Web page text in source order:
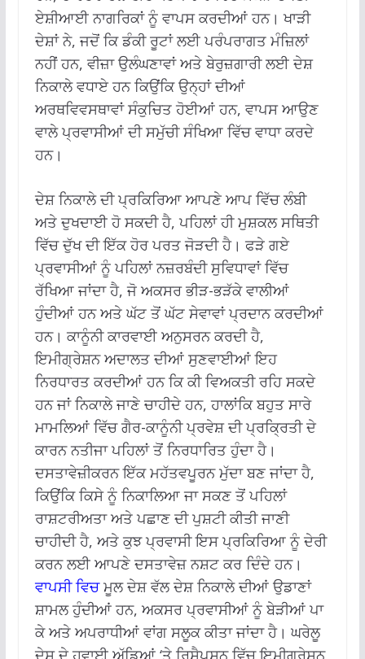
ਏਸ਼ੀਆਈ ਨਾਗਰਿਕਾਂ ਨੂੰ ਵਾਪਸ ਕਰਦੀਆਂ ਹਨ। ਖਾੜੀ
ਦੇਸ਼ਾਂ ਨੇ, ਜਦੋਂ ਕਿ ਡੰਕੀ ਰੂਟਾਂ ਲਈ ਪਰੰਪਰਾਗਤ ਮੰਜ਼ਿਲਾਂ
ਨਹੀਂ ਹਨ, ਵੀਜ਼ਾ ਉਲੰਘਣਾਵਾਂ ਅਤੇ ਬੇਰੁਜ਼ਗਾਰੀ ਲਈ ਦੇਸ਼
ਨਿਕਾਲੇ ਵਧਾਏ ਹਨ ਕਿਉਂਕਿ ਉਨ੍ਹਾਂ ਦੀਆਂ
ਅਰਥਵਿਵਸਥਾਵਾਂ ਸੰਕੁਚਿਤ ਹੋਈਆਂ ਹਨ, ਵਾਪਸ ਆਉਣ
ਵਾਲੇ ਪ੍ਰਵਾਸੀਆਂ ਦੀ ਸਮੁੱਚੀ ਸੰਖਿਆ ਵਿੱਚ ਵਾਧਾ ਕਰਦੇ
ਹਨ।
ਦੇਸ਼ ਨਿਕਾਲੇ ਦੀ ਪ੍ਰਕਿਰਿਆ ਆਪਣੇ ਆਪ ਵਿੱਚ ਲੰਬੀ
ਅਤੇ ਦੁਖਦਾਈ ਹੋ ਸਕਦੀ ਹੈ, ਪਹਿਲਾਂ ਹੀ ਮੁਸ਼ਕਲ ਸਥਿਤੀ
ਵਿੱਚ ਦੁੱਖ ਦੀ ਇੱਕ ਹੋਰ ਪਰਤ ਜੋੜਦੀ ਹੈ। ਫੜੇ ਗਏ
ਪ੍ਰਵਾਸੀਆਂ ਨੂੰ ਪਹਿਲਾਂ ਨਜ਼ਰਬੰਦੀ ਸੁਵਿਧਾਵਾਂ ਵਿੱਚ
ਰੱਖਿਆ ਜਾਂਦਾ ਹੈ, ਜੋ ਅਕਸਰ ਭੀੜ-ਭੜੱਕੇ ਵਾਲੀਆਂ
ਹੁੰਦੀਆਂ ਹਨ ਅਤੇ ਘੱਟ ਤੋਂ ਘੱਟ ਸੇਵਾਵਾਂ ਪ੍ਰਦਾਨ ਕਰਦੀਆਂ
ਹਨ। ਕਾਨੂੰਨੀ ਕਾਰਵਾਈ ਅਨੁਸਰਨ ਕਰਦੀ ਹੈ,
ਇਮੀਗ੍ਰੇਸ਼ਨ ਅਦਾਲਤ ਦੀਆਂ ਸੁਣਵਾਈਆਂ ਇਹ
ਨਿਰਧਾਰਤ ਕਰਦੀਆਂ ਹਨ ਕਿ ਕੀ ਵਿਅਕਤੀ ਰਹਿ ਸਕਦੇ
ਹਨ ਜਾਂ ਨਿਕਾਲੇ ਜਾਣੇ ਚਾਹੀਦੇ ਹਨ, ਹਾਲਾਂਕਿ ਬਹੁਤ ਸਾਰੇ
ਮਾਮਲਿਆਂ ਵਿੱਚ ਗੈਰ-ਕਾਨੂੰਨੀ ਪ੍ਰਵੇਸ਼ ਦੀ ਪ੍ਰਕ੍ਰਿਤੀ ਦੇ
ਕਾਰਨ ਨਤੀਜਾ ਪਹਿਲਾਂ ਤੋਂ ਨਿਰਧਾਰਿਤ ਹੁੰਦਾ ਹੈ।
ਦਸਤਾਵੇਜ਼ੀਕਰਨ ਇੱਕ ਮਹੱਤਵਪੂਰਨ ਮੁੱਦਾ ਬਣ ਜਾਂਦਾ ਹੈ,
ਕਿਉਂਕਿ ਕਿਸੇ ਨੂੰ ਨਿਕਾਲਿਆ ਜਾ ਸਕਣ ਤੋਂ ਪਹਿਲਾਂ
ਰਾਸ਼ਟਰੀਅਤਾ ਅਤੇ ਪਛਾਣ ਦੀ ਪੁਸ਼ਟੀ ਕੀਤੀ ਜਾਣੀ
ਚਾਹੀਦੀ ਹੈ, ਅਤੇ ਕੁਝ ਪ੍ਰਵਾਸੀ ਇਸ ਪ੍ਰਕਿਰਿਆ ਨੂੰ ਦੇਰੀ
ਕਰਨ ਲਈ ਆਪਣੇ ਦਸਤਾਵੇਜ਼ ਨਸ਼ਟ ਕਰ ਦਿੰਦੇ ਹਨ।
ਵਾਪਸੀ ਵਿਚਮੂਲ ਦੇਸ਼ ਵੱਲ ਦੇਸ਼ ਨਿਕਾਲੇ ਦੀਆਂ ਉਡਾਣਾਂ
ਸ਼ਾਮਲ ਹੁੰਦੀਆਂ ਹਨ, ਅਕਸਰ ਪ੍ਰਵਾਸੀਆਂ ਨੂੰ ਬੇੜੀਆਂ ਪਾ
ਕੇ ਅਤੇ ਅਪਰਾਧੀਆਂ ਵਾਂਗ ਸਲੂਕ ਕੀਤਾ ਜਾਂਦਾ ਹੈ। ਘਰੇਲੂ
ਦੇਸ਼ ਦੇ ਹਵਾਈ ਅੱਡਿਆਂ ‘ਤੇ ਰਿਸੈਪਸ਼ਨ ਵਿੱਚ ਇਮੀਗ੍ਰੇਸ਼ਨ